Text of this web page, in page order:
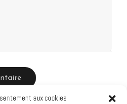
aux cookies